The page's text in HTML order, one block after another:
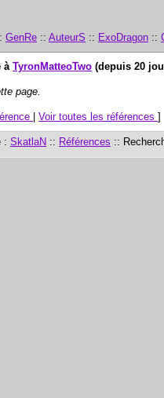
GenRe :: AuteurS :: ExoDragon ::
à TyronMatteoTwo (depuis 20
page.
| Voir toutes les références ]
: SkatlaN :: Références ::